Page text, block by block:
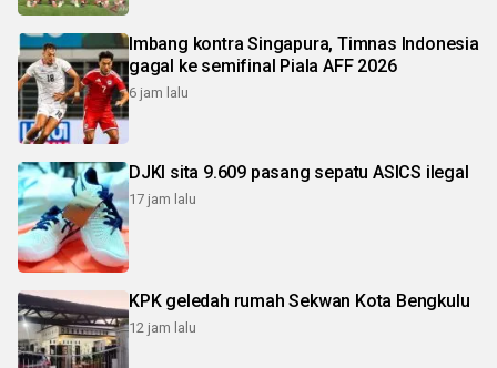
Imbang kontra Singapura, Timnas Indonesia
gagal ke semifinal Piala AFF 2026
6 jam lalu
DJKI sita 9.609 pasang sepatu ASICS ilegal
17 jam lalu
KPK geledah rumah Sekwan Kota Bengkulu
12 jam lalu